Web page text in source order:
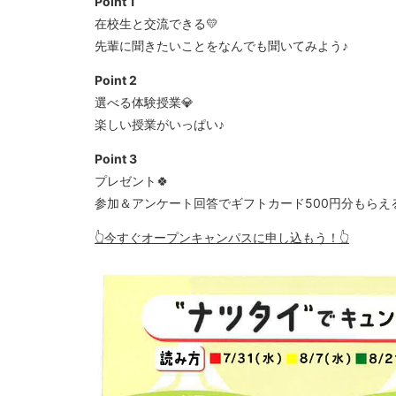
在校生と交流できる💛
先輩に聞きたいことをなんでも聞いてみよう♪
Point 2
選べる体験授業💎
楽しい授業がいっぱい♪
Point 3
プレゼント🍀
参加＆アンケート回答でギフトカード500円分もらえ
👆今すぐオープンキャンパスに申し込もう！👆